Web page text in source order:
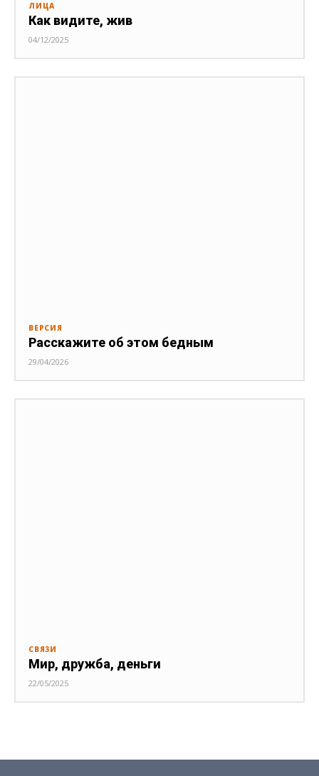
ЛИЦА
Как видите, жив
04/12/2025
ВЕРСИЯ
Расскажите об этом бедным
29/04/2026
СВЯЗИ
Мир, дружба, деньги
22/05/2025